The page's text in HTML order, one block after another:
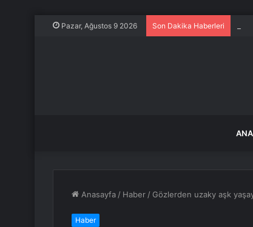
Pazar, Ağustos 9 2026 Son Dakika Haberleri
Anasayfa / Haber / Gözlerden uzaky aşk
Haber